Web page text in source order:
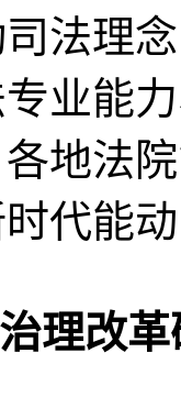
法理
业能
地法
代能
理改革